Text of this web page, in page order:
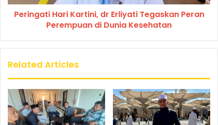
Peringati Hari Kartini, dr Erliyati Tegaskan Peran
Perempuan di Dunia Kesehatan
Related Articles